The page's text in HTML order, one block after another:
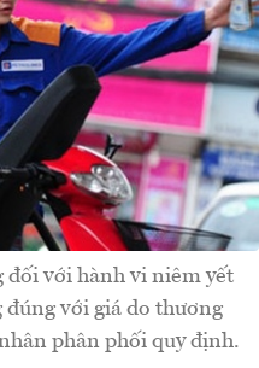
đối với hành vi niêm yết
đúng với giá do thương
phân phối quy định.